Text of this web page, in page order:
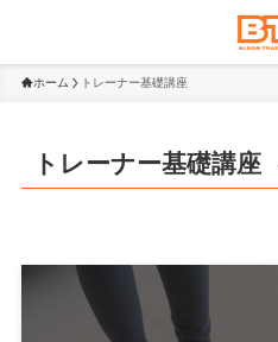
ホーム トレーナー基礎講座
トレーナー基礎講座